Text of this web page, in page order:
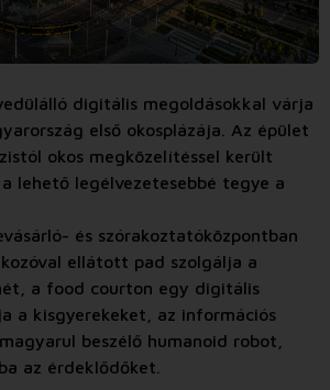
digitális megoldásokkal várja
első okosplázája. Az épület
okos megközelítéssel került
lehető legélvezetesebbé tegye a
és szórakoztatóközpontban
ellátott pad szolgálja a
a food courton egy digitális
a kisgyerekeket, az információs
beszélő humanoid robot,
az érdeklődőket.